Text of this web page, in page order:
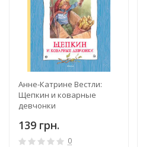
Анне-Катрине Вестли:
Щепкин и коварные
девчонки
139 грн.
0